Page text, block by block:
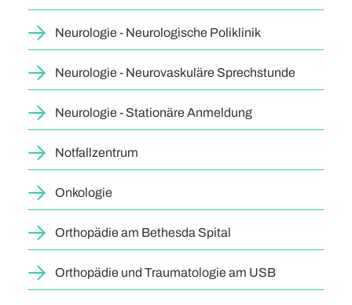
Neurologie - Neurologische Poliklinik
Neurologie - Neurovaskuläre Sprechstunde
Neurologie - Stationäre Anmeldung
Notfallzentrum
Onkologie
Orthopädie am Bethesda Spital
Orthopädie und Traumatologie am USB